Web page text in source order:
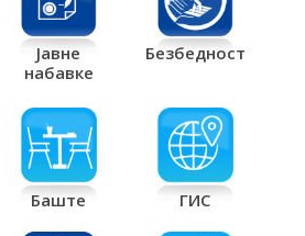
Јавне
набавке
Безбедност
Баште ГИС